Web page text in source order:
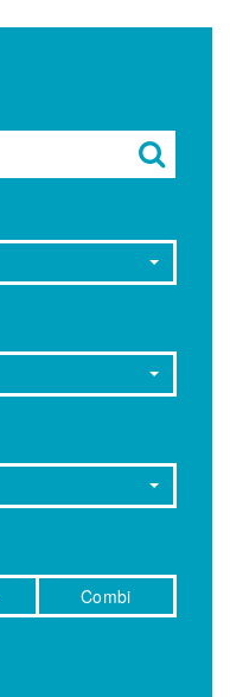
Combi